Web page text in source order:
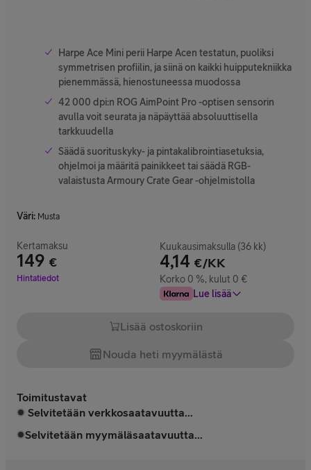
Harpe Ace Mini perii Harpe Acen testatun, puoliksi
symmetrisen profiilin, ja siinä on kaikki huipputekniikka
pienemmässä, hienostuneessa muodossa
42 000 dpi:n ROG AimPoint Pro -optisen sensorin
avulla voit seurata ja näpäyttää absoluuttisella
tarkkuudella
Säädä suorituskyky- ja pintakalibrointiasetuksia,
ohjelmoi ja määritä painikkeet tai säädä RGB-
valaistusta Armoury Crate Gear -ohjelmistolla
Väri: Musta
Kertamaksu
149 €
Hinta 149 €
Hintatiedot
Kuukausimaksulla (36 kk)
4,14 €/KK
Korko 0 %, kulut 0 €
Lue lisää
Lisää ostoskoriin
Nouda heti myymälästä
Toimitustavat
Selvitetään verkkosaatavuutta...
Selvitetään myymäläsaatavuutta...